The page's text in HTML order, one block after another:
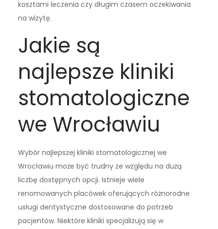
kosztami leczenia czy długim czasem oczekiwania
na wizytę.
Jakie są
najlepsze kliniki
stomatologiczne
we Wrocławiu
Wybór najlepszej kliniki stomatologicznej we
Wrocławiu może być trudny ze względu na dużą
liczbę dostępnych opcji. Istnieje wiele
renomowanych placówek oferujących różnorodne
usługi dentystyczne dostosowane do potrzeb
pacjentów. Niektóre kliniki specjalizują się w